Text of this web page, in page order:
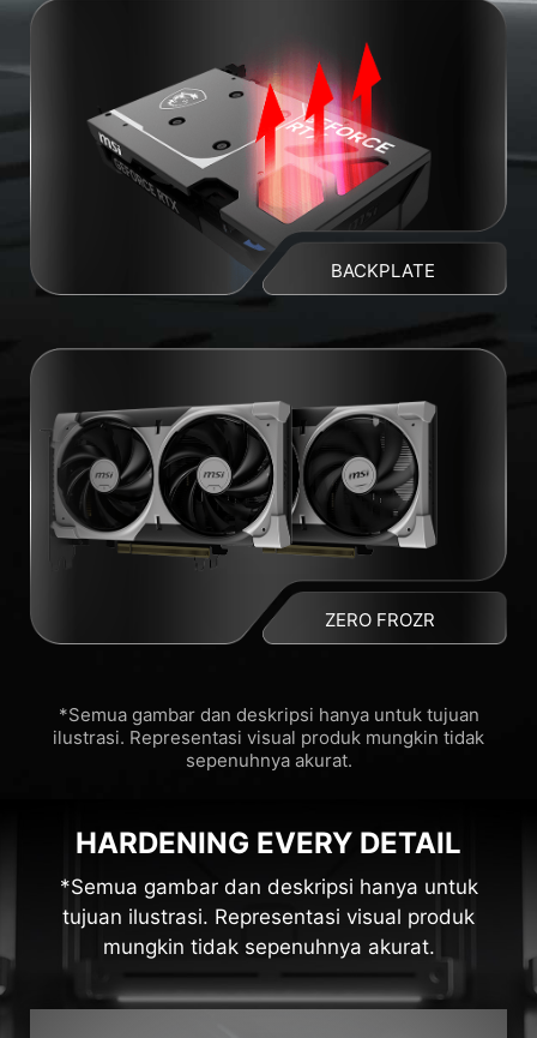
BACKPLATE
ZERO FROZR
*Semua gambar dan deskripsi hanya untuk tujuan
ilustrasi. Representasi visual produk mungkin tidak
sepenuhnya akurat.
HARDENING EVERY DETAIL
*Semua gambar dan deskripsi hanya untuk
tujuan ilustrasi. Representasi visual produk
mungkin tidak sepenuhnya akurat.